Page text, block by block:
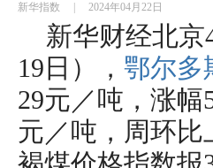
新华指数 2024年04月22日
新华财经北京
19日）， 鄂尔多
29元／吨，涨幅
元／吨，周环比